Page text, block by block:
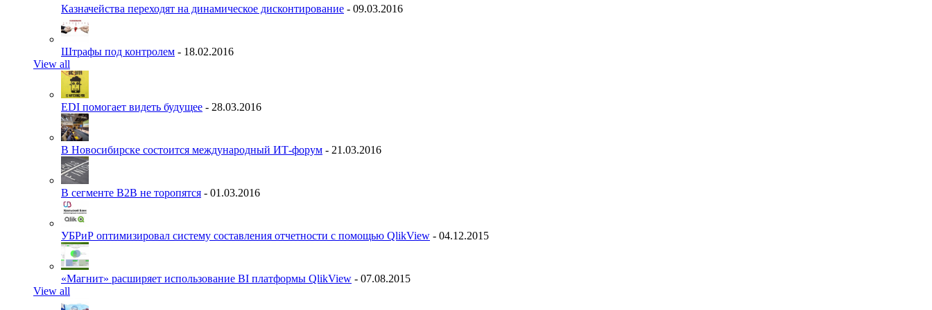
Казначейства переходят на динамическое дисконтирование - 09.03.2016
Штрафы под контролем - 18.02.2016
View all
EDI помогает видеть будущее - 28.03.2016
В Новосибирске состоится международный ИТ-форум - 21.03.2016
В сегменте B2B не торопятся - 01.03.2016
УБРиР оптимизировал систему составления отчетности с помощью QlikView - 04.12.2015
«Магнит» расширяет использование BI платформы QlikView - 07.08.2015
View all